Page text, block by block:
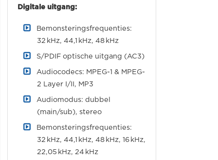
Digitale uitgang:
Bemonsteringsfrequenties:
32 kHz, 44,1 kHz, 48 kHz
S/PDIF optische uitgang (AC3)
Audiocodecs: MPEG-1 & MPEG-
2 Layer I/II, MP3
Audiomodus: dubbel
(main/sub), stereo
Bemonsteringsfrequenties:
32 kHz, 44,1 kHz, 48 kHz, 16 kHz,
22,05 kHz, 24 kHz